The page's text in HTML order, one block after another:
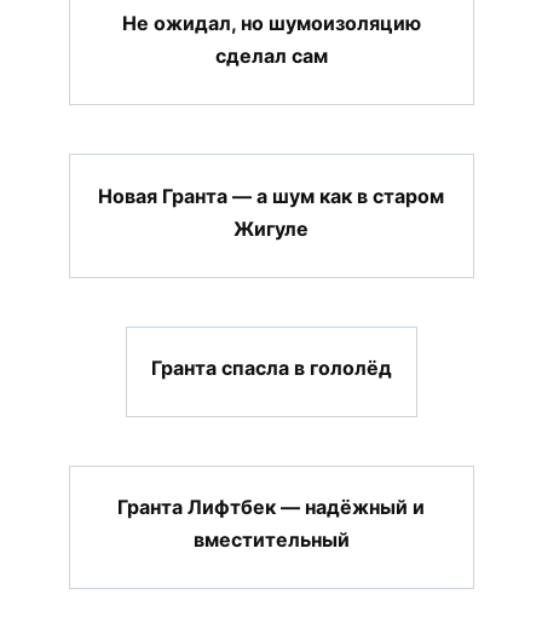
Не ожидал, но шумоизоляцию
сделал сам
Новая Гранта — а шум как в старом
Жигуле
Гранта спасла в гололёд
Гранта Лифтбек — надёжный и
вместительный